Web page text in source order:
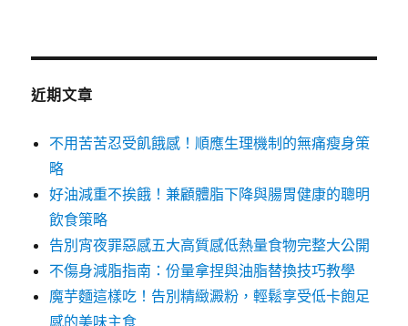
近期文章
不用苦苦忍受飢餓感！順應生理機制的無痛瘦身策
略
好油減重不挨餓！兼顧體脂下降與腸胃健康的聰明
飲食策略
告別宵夜罪惡感五大高質感低熱量食物完整大公開
不傷身減脂指南：份量拿捏與油脂替換技巧教學
魔芋麵這樣吃！告別精緻澱粉，輕鬆享受低卡飽足
感的美味主食